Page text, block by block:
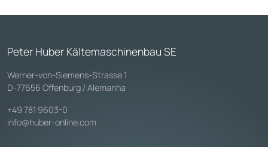
Peter Huber Kältemaschinenbau SE
Werner-von-Siemens-Strasse 1
D-77656 Offenburg / Alemanha
+49 781 9603-0
info@huber-online.com